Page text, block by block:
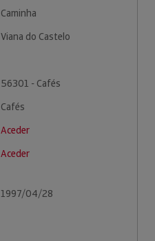
Caminha
Viana do Castelo
56301 - Cafés
Cafés
Aceder
Aceder
1997/04/28